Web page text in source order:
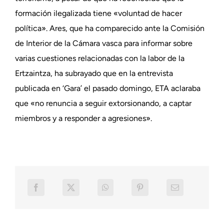
formación ilegalizada tiene «voluntad de hacer
política». Ares, que ha comparecido ante la Comisión
de Interior de la Cámara vasca para informar sobre
varias cuestiones relacionadas con la labor de la
Ertzaintza, ha subrayado que en la entrevista
publicada en ‘Gara’ el pasado domingo, ETA aclaraba
que «no renuncia a seguir extorsionando, a captar
miembros y a responder a agresiones».